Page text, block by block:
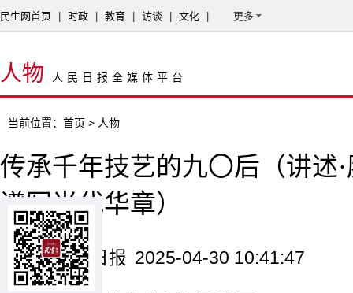
民生网首页 时政 教育 访谈 文化 更多
人物 人民日报全媒体平台
当前位置： 首页 > 人物
传承千年技艺的九〇后（讲述
谱写当代华章）
来源：人民日报 2025-04-30 10:41:47